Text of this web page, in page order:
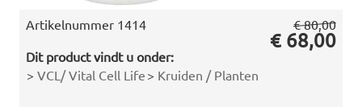
Artikelnummer 1414
Dit product vindt u onder:
> VCL/ Vital Cell Life > Kruiden / Planten
€ 80,00
€ 68,00